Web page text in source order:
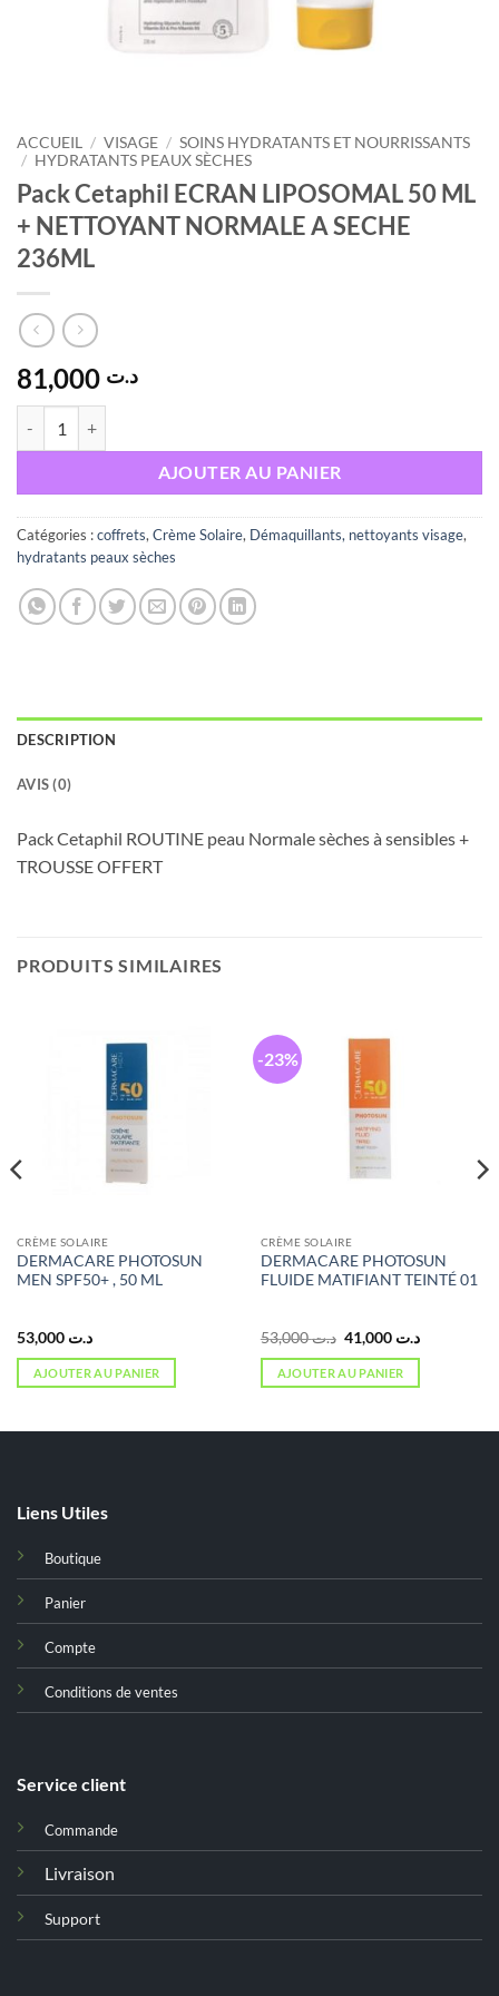
ACCUEIL / VISAGE / SOINS HYDRATANTS ET NOURRISSANTS
/ HYDRATANTS PEAUX SÈCHES
Pack Cetaphil ECRAN LIPOSOMAL 50 ML
+ NETTOYANT NORMALE A SECHE
236ML
د.ت
AJOUTER AU PANIER
Catégories :coffrets,Crème Solaire, Démaquillants, nettoyants visage,
hydratants peaux sèches
DESCRIPTION
AVIS (0)
Pack Cetaphil ROUTINE peau Normale sèches à sensibles +
TROUSSE OFFERT
PRODUITS SIMILAIRES
CRÈME SOLAIRE
DERMACARE PHOTOSUN
MEN SPF50+ , 50 ML
د.ت 53,000
AJOUTER AU PANIER
-23%
CRÈME SOLAIRE
DERMACARE PHOTOSUN
FLUIDE MATIFIANT TEINTÉ 01
د.ت53,000
Le
prix
initial
était :
د.ت 41,000
Le
AJOUTER AU PANIER
Liens Utiles
Boutique
Panier
Compte
Conditions de ventes
Service client
Commande
Livraison
Support